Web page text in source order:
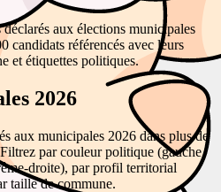
aux élections municipales
candidats référencés avec leurs
et étiquettes politiques.
2026
aux municipales 2026 dans plus de
par couleur politique (gauche,
droite), par profil territorial
taille de commune.